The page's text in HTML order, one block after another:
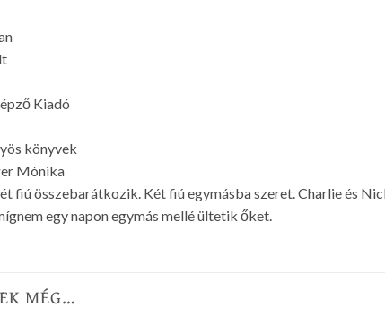
Kiadó
könyvek
Mónika
fiú összebarátkozik. Két fiú egymásba szeret. Charlie és
egy napon egymás mellé ültetik őket.
MÉG…